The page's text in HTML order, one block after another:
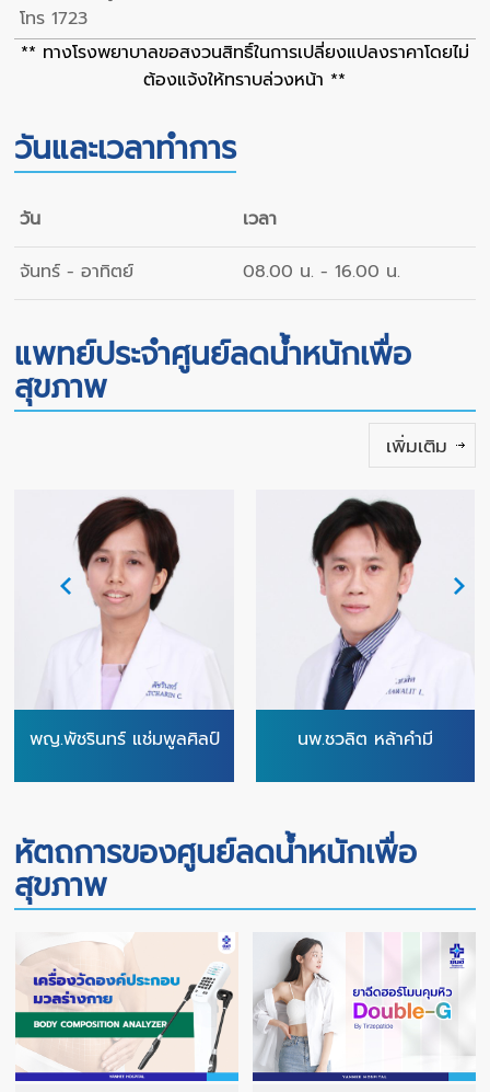
โทร 1723
** ทางโรงพยาบาลขอสงวนสิทธิ์ในการเปลี่ยงแปลงราคาโดยไม่
ต้องแจ้งให้ทราบล่วงหน้า **
วันและเวลาทำการ
วัน
เวลา
จันทร์ - อาทิตย์
08.00 น. - 16.00 น.
แพทย์ประจำศูนย์ลดน้ำหนักเพื่อ
สุขภาพ
เพิ่มเติม
พญ.พัชรินทร์ แช่มพูลศิลป์ นพ.ชวลิต หล้าคำมี
หัตถการของศูนย์ลดน้ำหนักเพื่อ
สุขภาพ